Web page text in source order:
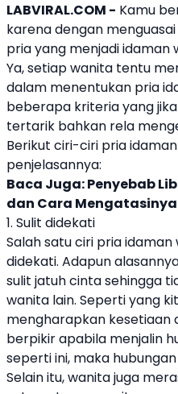
LABVIRAL.COM - Kamu
karena dengan
pria yang menjadi idaman
Ya, setiap wanita tentu
dalam menentukan pria
beberapa kriteria yang
tertarik bahkan rela
Berikut ciri-ciri pria
penjelasannya:
Baca Juga:Penyebab
dan Cara Mengatasinya
1. Sulit didekati
Salah satu ciri pria
didekati. Adapun
sulit jatuh cinta sehingga
wanita lain. Seperti yang
mengharapkan kesetiaan
berpikir apabila menjalin
seperti ini, maka
Selain itu, wanita juga